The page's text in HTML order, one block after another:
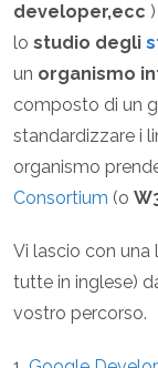
developer,ecc
lo studio degli
un organismo
composto di un
standardizzare i
organismo
Consortium (o
Vi lascio con una
tutte in inglese)
vostro percorso.